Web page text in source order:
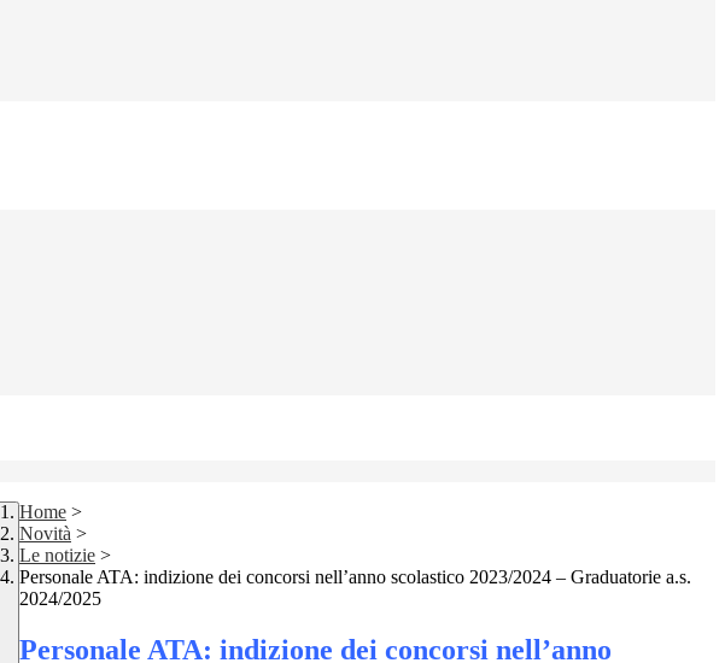
Home >
Novità >
Le notizie >
Personale ATA: indizione dei concorsi nell’anno scolastico 2023/2024 – Graduatorie a.s.
2024/2025
Personale ATA: indizione dei concorsi nell’anno